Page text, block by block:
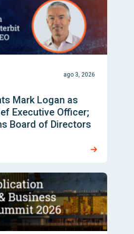
ago 3, 2026
Mark Logan as
Executive Officer;
Board of Directors